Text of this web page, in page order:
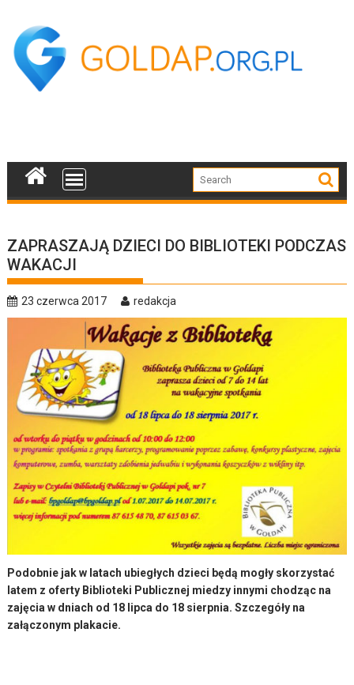
content
ZAPRASZAJĄ DZIECI DO BIBLIOTEKI PODCZAS
WAKACJI
23 czerwca 2017 redakcja
Podobnie jak w latach ubiegłych dzieci będą mogły skorzystać
latem z oferty Biblioteki Publicznej miedzy innymi chodząc na
zajęcia w dniach od 18 lipca do 18 sierpnia. Szczegóły na
załączonym plakacie.